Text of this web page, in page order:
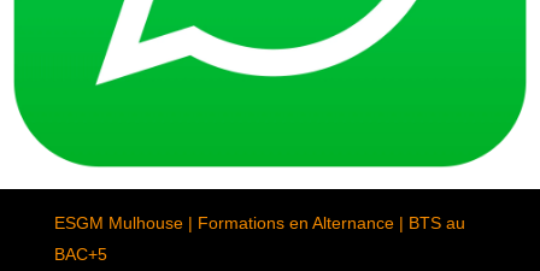
ESGM Mulhouse | Formations en Alternance | BTS au
BAC+5